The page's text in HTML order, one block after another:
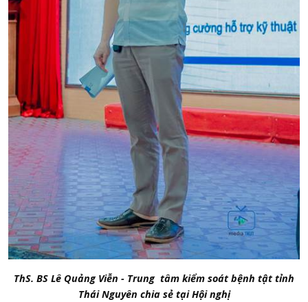
ThS. BS Lê Quảng Viễn - Trung tâm kiểm soát bệnh tật tỉnh
Thái Nguyên chia sẻ tại Hội nghị